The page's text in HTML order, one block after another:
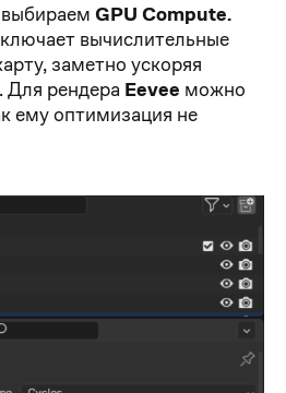
выбираем GPU Compute.
вычислительные
заметно ускоряя
Для рендера Eevee можно
ему оптимизация не